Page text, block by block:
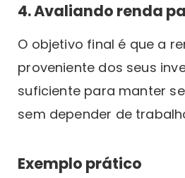
4. Avaliando renda
O objetivo final é que a
proveniente dos seus
suficiente para manter
sem depender de
Exemplo prático